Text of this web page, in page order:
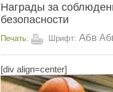
Награды за
безопасности
Печать: Шрифт: Абв
[div align=center]